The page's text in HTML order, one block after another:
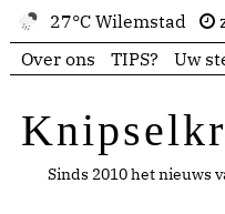
27°C Wilemstad
Over ons
TIPS? Uw
Sinds 2010 het nieuws